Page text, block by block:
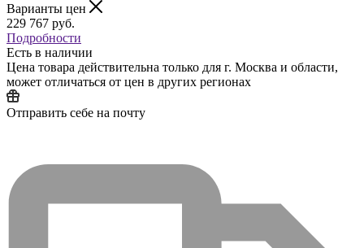
Варианты цен
229 767 руб.
Подробности
Есть в наличии
Цена товара действительна только для г. Москва и области,
может отличаться от цен в других регионах
Отправить себе на почту